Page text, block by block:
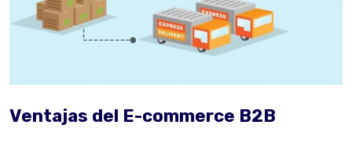
Ventajas del E-commerce B2B